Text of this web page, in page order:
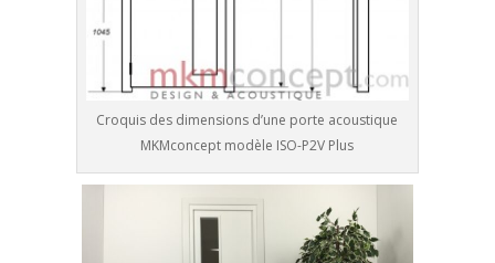
Croquis des dimensions d’une porte acoustique
MKMconcept modèle ISO-P2V Plus